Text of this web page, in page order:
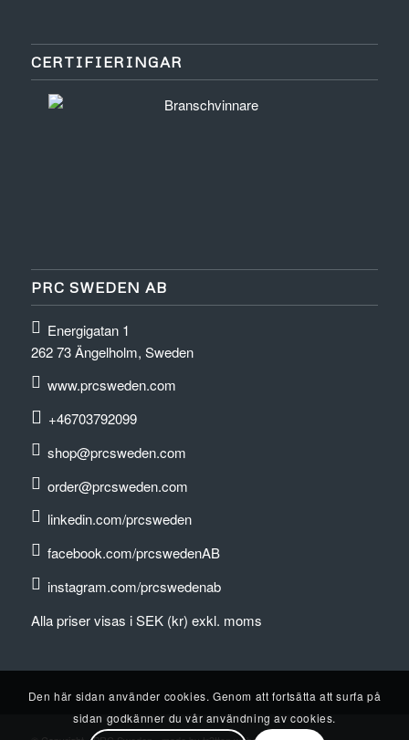
CERTIFIERINGAR
PRC SWEDEN AB
Energigatan 1
262 73 Ängelholm, Sweden
www.prcsweden.com
+46703792099
shop@prcsweden.com
order@prcsweden.com
linkedin.com/prcsweden
facebook.com/prcswedenAB
instagram.com/prcswedenab
Alla priser visas i SEK (kr) exkl. moms
Den här sidan använder cookies. Genom att fortsätta att surfa på
sidan godkänner du vår användning av cookies.